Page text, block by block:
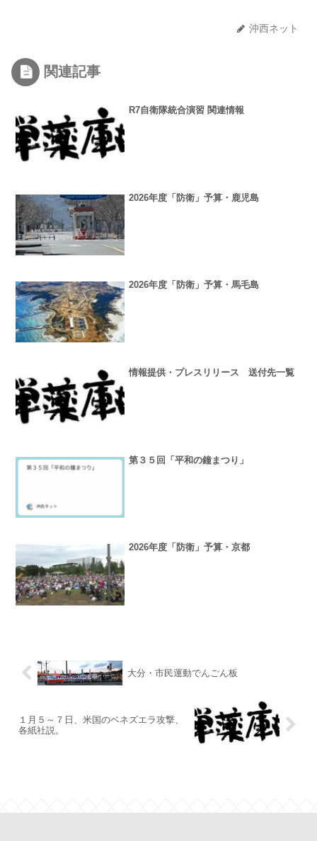
沖西ネット
関連記事
R7自衛隊統合演習 関連情報
2026年度「防衛」予算・鹿児島
2026年度「防衛」予算・馬毛島
情報提供・プレスリリース 送付先一覧
第３５回「平和の鐘まつり」
2026年度「防衛」予算・京都
大分・市民運動でんごん板
１月５～７日、米国のベネズエラ攻撃、
各紙社説。